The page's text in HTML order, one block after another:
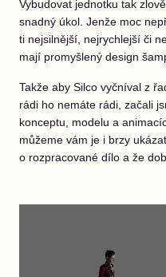
Vybudovat jednotku tak
snadný úkol. Jenže moc
ti nejsilnější, nejrychlejší či
mají promyšlený design
Takže aby Silco vyčníval z
rádi ho nemáte rádi, začali
konceptu, modelu a
můžeme vám je i brzy
o rozpracované dílo a že